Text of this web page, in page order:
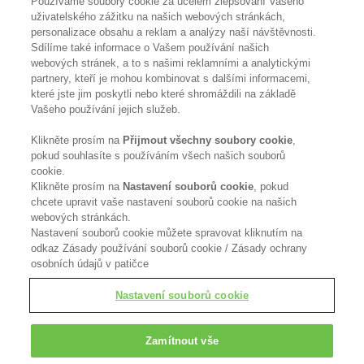
Contact Us
Become a Stockist
Privacy Policy
Cookie Policy
Terms & Conditions
FOLLOW US
Kerasilk is part of
uživatelského zážitku na našich webových stránkách,
personalizace obsahu a reklam a analýzy naší návštěvnosti.
Sdílíme také informace o Vašem používání našich
webových stránek, a to s našimi reklamními a analytickými
partnery, kteří je mohou kombinovat s dalšími informacemi,
které jste jim poskytli nebo které shromáždili na základě
Vašeho používání jejich služeb.
Klikněte prosím na Přijmout všechny soubory cookie,
pokud souhlasíte s používáním všech našich souborů
cookie.
Klikněte prosím na Nastavení souborů cookie, pokud
chcete upravit vaše nastavení souborů cookie na našich
webových stránkách.
Nastavení souborů cookie můžete spravovat kliknutím na
odkaz Zásady používání souborů cookie / Zásady ochrany
osobních údajů v patičce
Nastavení souborů cookie
Zamítnout vše